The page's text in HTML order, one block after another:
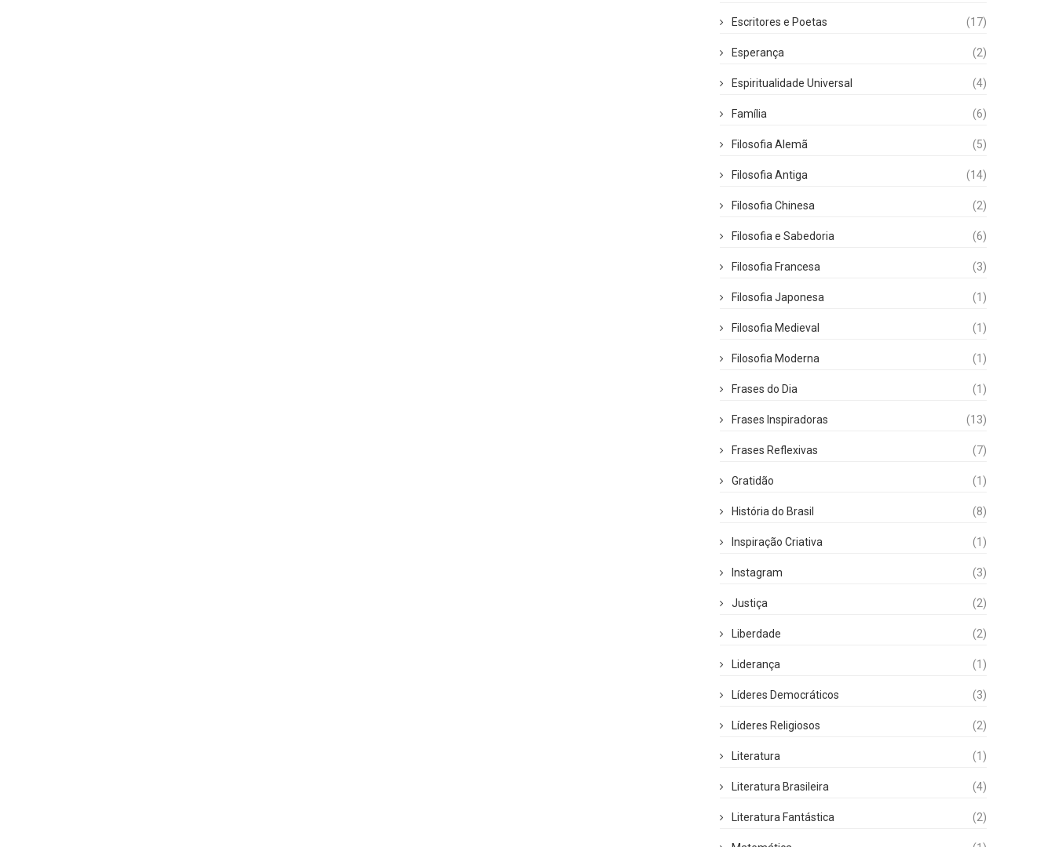
Escritores e Poetas (17)
Esperança (2)
Espiritualidade Universal (4)
Família (6)
Filosofia Alemã (5)
Filosofia Antiga (14)
Filosofia Chinesa (2)
Filosofia e Sabedoria (6)
Filosofia Francesa (3)
Filosofia Japonesa (1)
Filosofia Medieval (1)
Filosofia Moderna (1)
Frases do Dia (1)
Frases Inspiradoras (13)
Frases Reflexivas (7)
Gratidão (1)
História do Brasil (8)
Inspiração Criativa (1)
Instagram (3)
Justiça (2)
Liberdade (2)
Liderança (1)
Líderes Democráticos (3)
Líderes Religiosos (2)
Literatura (1)
Literatura Brasileira (4)
Literatura Fantástica (2)